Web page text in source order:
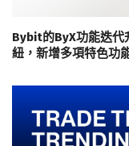
Bybit的ByX功能迭代
紐，新增多項特色功